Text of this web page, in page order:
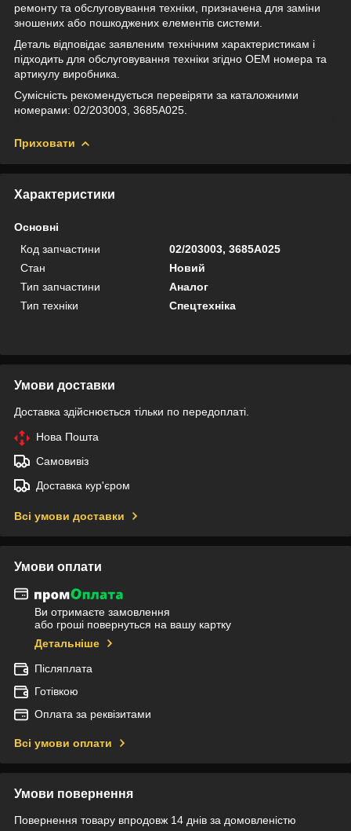
ремонту та обслуговування техніки, призначена для заміни
зношених або пошкоджених елементів системи.
Деталь відповідає заявленим технічним характеристикам і
підходить для обслуговування техніки згідно OEM номера та
артикулу виробника.
Сумісність рекомендується перевіряти за каталожними
номерами: 02/203003, 3685A025.
Приховати
Характеристики
Основні
Код запчастини
02/203003, 3685A025
Стан
Новий
Тип запчастини
Аналог
Тип техніки
Спецтехніка
Умови доставки
Доставка здійснюється тільки по передоплаті.
Нова Пошта
Самовивіз
Доставка кур'єром
Всі умови доставки
Умови оплати
Ви отримаєте замовлення
або гроші повернуться на вашу картку
Детальніше
Післяплата
Готівкою
Оплата за реквізитами
Всі умови оплати
Умови повернення
Повернення товару впродовж 14 днів за домовленістю